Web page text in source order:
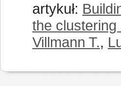
artykuł:
the clustering
Villmann T.,